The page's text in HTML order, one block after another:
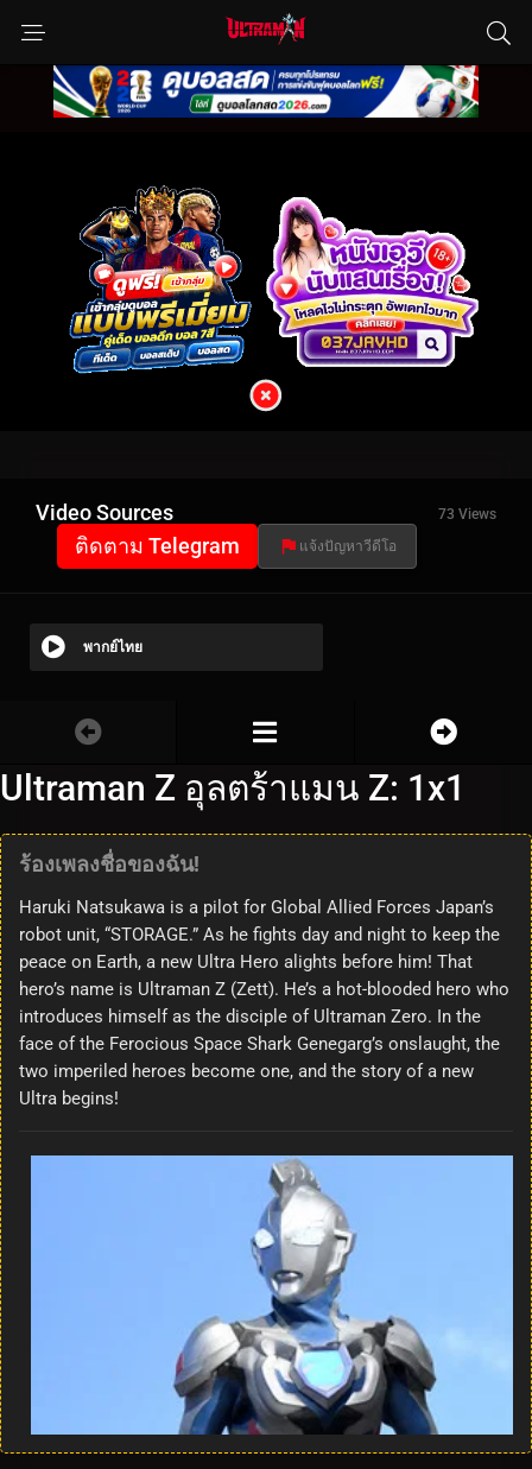
Video Sources 73 Views
ติดตาม Telegram แจ้งปัญหาวีดีโอ
พากย์ไทย
Ultraman Z อุลตร้าแมน Z: 1x1
ร้องเพลงชื่อของฉัน!
Haruki Natsukawa is a pilot for Global Allied Forces Japan’s
robot unit, “STORAGE.” As he fights day and night to keep the
peace on Earth, a new Ultra Hero alights before him! That
hero’s name is Ultraman Z (Zett). He’s a hot-blooded hero who
introduces himself as the disciple of Ultraman Zero. In the
face of the Ferocious Space Shark Genegarg’s onslaught, the
two imperiled heroes become one, and the story of a new
Ultra begins!